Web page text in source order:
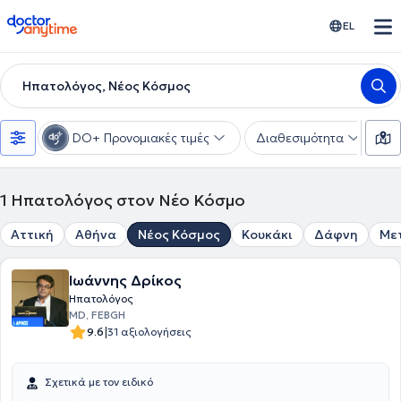
doctoranytime EL
Ηπατολόγος, Νέος Κόσμος
DO+ Προνομιακές τιμές Διαθεσιμότητα
1 Ηπατολόγος στον Νέο Κόσμο
Αττική Αθήνα Νέος Κόσμος Κουκάκι Δάφνη
Ιωάννης Δρίκος
Ηπατολόγος
MD, FEBGH
9.6|31 αξιολογήσεις
Σχετικά με τον ειδικό